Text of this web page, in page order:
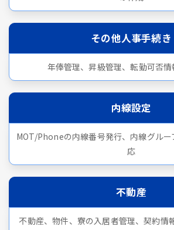
その他人事手続き
年俸管理、昇級管理、転勤可否
内線設定
MOT/Phoneの内線番号発行、内線グル
応
不動産
不動産、物件、寮の入居者管理、契約情